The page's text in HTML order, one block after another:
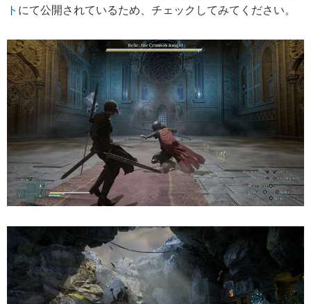
ト にて公開されているため、チェックしてみてください。